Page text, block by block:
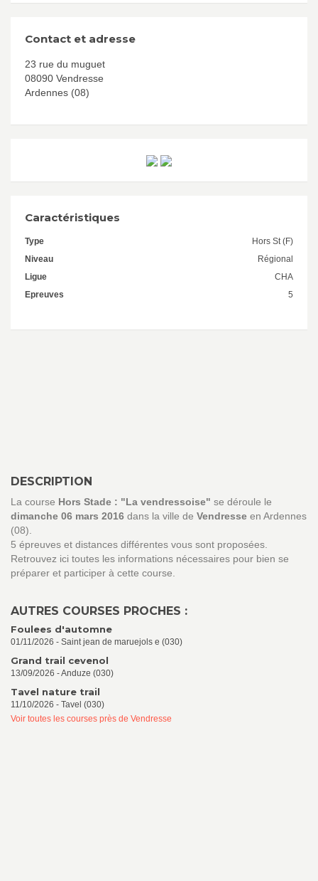
Contact et adresse
23 rue du muguet
08090 Vendresse
Ardennes (08)
Caractéristiques
Type
Hors St (F)
Niveau
Régional
Ligue
CHA
Epreuves
5
DESCRIPTION
La course Hors Stade : "La vendressoise" se déroule le
dimanche 06 mars 2016 dans la ville de Vendresse en Ardennes
(08).
5 épreuves et distances différentes vous sont proposées.
Retrouvez ici toutes les informations nécessaires pour bien se
préparer et participer à cette course.
AUTRES COURSES PROCHES :
Foulees d'automne
01/11/2026 - Saint jean de maruejols e (030)
Grand trail cevenol
13/09/2026 - Anduze (030)
Tavel nature trail
11/10/2026 - Tavel (030)
Voir toutes les courses près de Vendresse